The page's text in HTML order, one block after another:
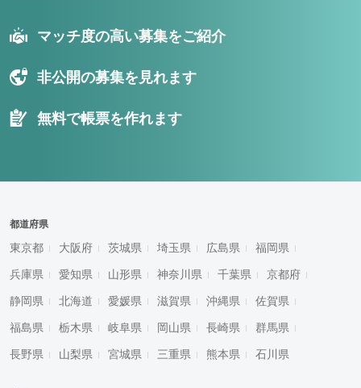
マッチ度の高い募集をご紹介
非公開の募集を見れます
無料で帳票を作れます
都道府県
東京都 大阪府 茨城県 埼玉県 広島県 福岡県
兵庫県 愛知県 山形県 神奈川県 千葉県 京都府
静岡県 北海道 愛媛県 滋賀県 沖縄県 佐賀県
福島県 栃木県 岐阜県 岡山県 長崎県 群馬県
長野県 山梨県 宮城県 三重県 熊本県 石川県